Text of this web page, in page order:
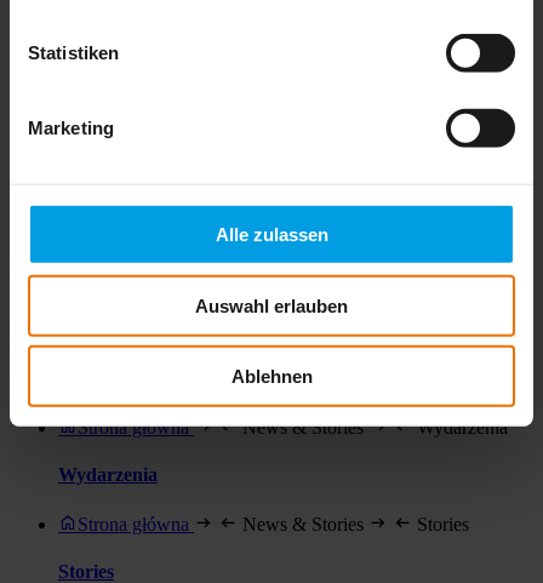
Statistiken
Marketing
Alle zulassen
Auswahl erlauben
Ablehnen
Dyrektywa 2014/34/EU - ATEX - Uznanie systemu
System / BG ETEM Certyfikat DIN EN ISO 45001
Certyfikat DIN EN ISO 9001 Certyfikat DIN EN ISO 9001-
award - honourable mention 2012 AquaTest T10
Kontakt
Co wyróżnia naszych autoryzowanych partnerów
Strona główna News & Stories Wydarzenia
Wydarzenia
Strona główna News & Stories Stories
Stories